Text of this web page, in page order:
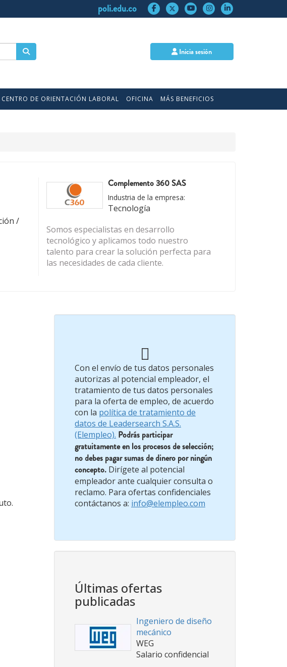
poli.edu.co
Inicia sesión
CENTRO DE ORIENTACIÓN LABORAL OFICINA MÁS BENEFICIOS
/
Complemento 360 SAS
Industria de la empresa:
Tecnología
Somos especialistas en desarrollo
tecnológico y aplicamos todo nuestro
talento para crear la solución perfecta para
las necesidades de cada cliente.
Con el envío de tus datos personales
autorizas al potencial empleador, el
tratamiento de tus datos personales
para la oferta de empleo, de acuerdo
con la política de tratamiento de
datos de Leadersearch S.A.S.
(Elempleo). Podrás participar
gratuitamente en los procesos de selección;
no debes pagar sumas de dinero por ningún
concepto. Dirígete al potencial
empleador ante cualquier consulta o
reclamo. Para ofertas confidenciales
contáctanos a: info@elempleo.com
Últimas ofertas
publicadas
Ingeniero de diseño
mecánico
WEG
Salario confidencial